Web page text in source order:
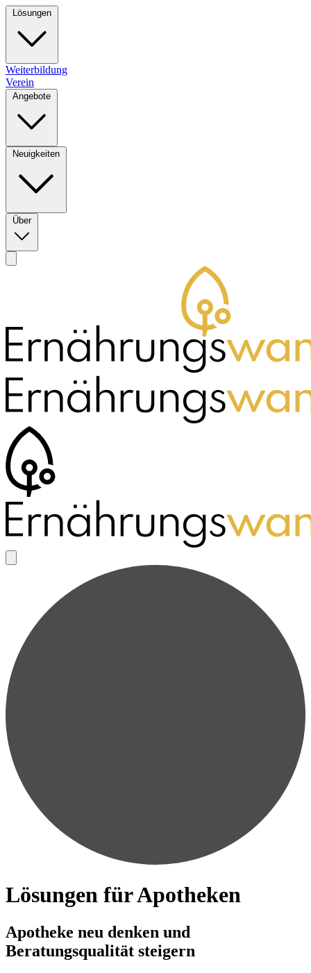
Weiterbildung
Verein
Über
Lösungen für Apotheken
Apotheke neu denken und
Beratungsqualität steigern